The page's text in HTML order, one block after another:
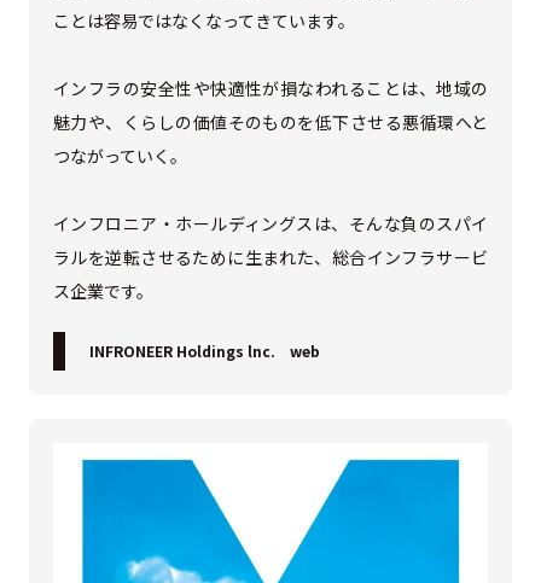
ことは容易ではなくなってきています。
インフラの安全性や快適性が損なわれることは、地域の
魅力や、くらしの価値そのものを低下させる悪循環へと
つながっていく。
インフロニア・ホールディングスは、そんな負のスパイ
ラルを逆転させるために生まれた、総合インフラサービ
ス企業です。
INFRONEER Holdings lnc. web